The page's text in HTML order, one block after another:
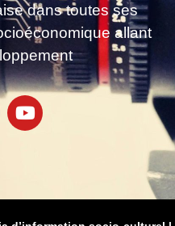
dans toutes ses
allant